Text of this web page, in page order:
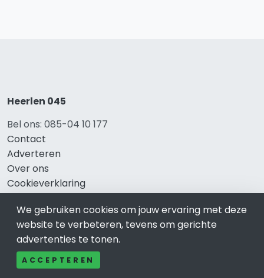
Heerlen 045
Bel ons: 085-04 10 177
Contact
Adverteren
Over ons
Cookieverklaring
Avg
Privacy
Direct naar
We gebruiken cookies om jouw ervaring met deze
website te verbeteren, tevens om gerichte
advertenties te tonen.
ACCEPTEREN